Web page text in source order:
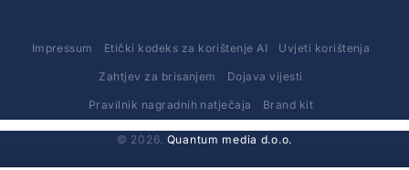
Impressum Etički kodeks za korištenje AI Uvjeti korištenja
Zahtjev za brisanjem Dojava vijesti
Pravilnik nagradnih natječaja Brand kit
© 2026. Quantum media d.o.o.